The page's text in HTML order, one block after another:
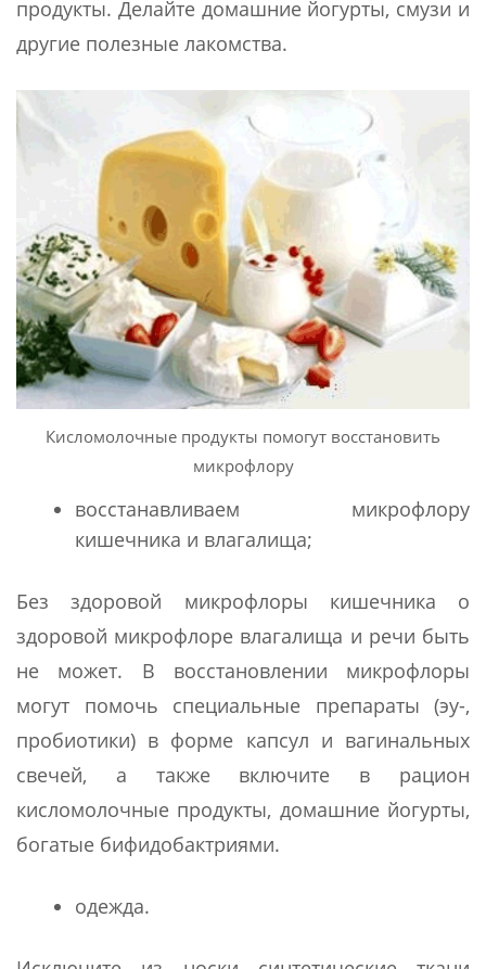
продукты. Делайте домашние йогурты, смузи и
другие полезные лакомства.
Кисломолочные продукты помогут восстановить
микрофлору
восстанавливаем микрофлору
кишечника и влагалища;
Без здоровой микрофлоры кишечника о
здоровой микрофлоре влагалища и речи быть
не может. В восстановлении микрофлоры
могут помочь специальные препараты (эу-,
пробиотики) в форме капсул и вагинальных
свечей, а также включите в рацион
кисломолочные продукты, домашние йогурты,
богатые бифидобактриями.
одежда.